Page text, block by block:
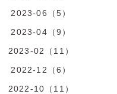
2023-06（5）
2023-04（9）
2023-02（11）
2022-12（6）
2022-10（11）